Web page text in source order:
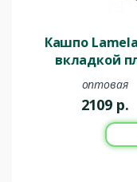
Кашпо Lamela
вкладкой
оптовая
2109 р.